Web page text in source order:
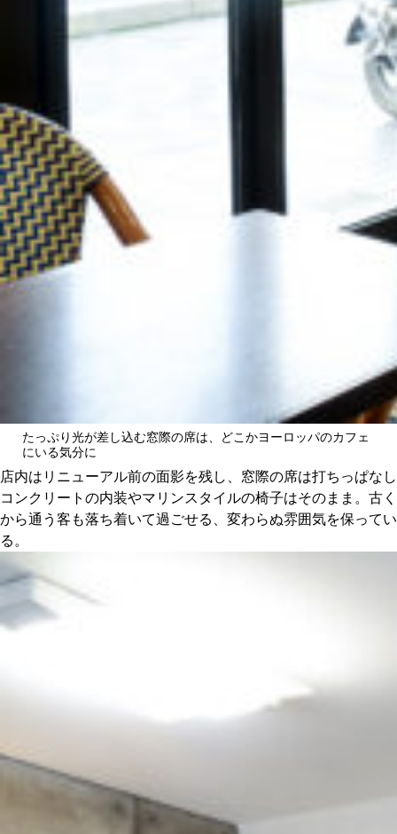
たっぷり光が差し込む窓際の席は、どこかヨーロッパのカフェ
にいる気分に
店内はリニューアル前の面影を残し、窓際の席は打ちっぱなし
コンクリートの内装やマリンスタイルの椅子はそのまま。古く
から通う客も落ち着いて過ごせる、変わらぬ雰囲気を保ってい
る。